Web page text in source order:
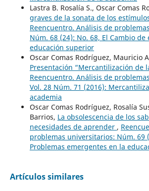
Lastra B. Rosalía S., Oscar Comas
graves de la sonata de los
Reencuentro. Análisis de
Núm. 68 (24): No. 68, El Cambio de
educación superior
Oscar Comas Rodríguez, Mauricio
Presentación “Mercantilización de
Reencuentro. Análisis de
Vol. 28 Núm. 71 (2016):
academia
Oscar Comas Rodríguez, Rosalía
Barrios, La obsolescencia de los
necesidades de aprender ,
problemas universitarios: Núm. 69
Problemas emergentes en la
Artículos similares